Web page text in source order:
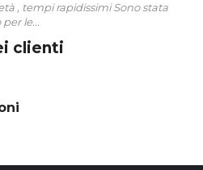
, tempi rapidissimi Sono stata
le...
clienti